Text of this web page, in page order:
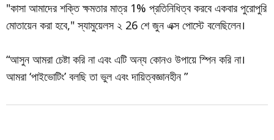
"কাসা আমাদের শক্তি ক্ষমতার মাত্র 1% প্রতিনিধিত্ব করবে একবার পুরোপুরি
মোতায়েন করা হবে," স্যামুয়েলস ২ 26 শে জুন এক্স পোস্টে বলেছিলেন।
“আসুন আমরা চেষ্টা করি না এবং এটি অন্য কোনও উপায়ে স্পিন করি না।
আমরা ‘পাইভোটিং’ বলছি তা ভুল এবং দায়িত্বজ্ঞানহীন ”